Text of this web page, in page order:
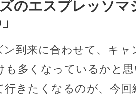
のエスプレッソマ
ン到来に合わせて、キ
も多くなっているかと
行きたくなるのが、今